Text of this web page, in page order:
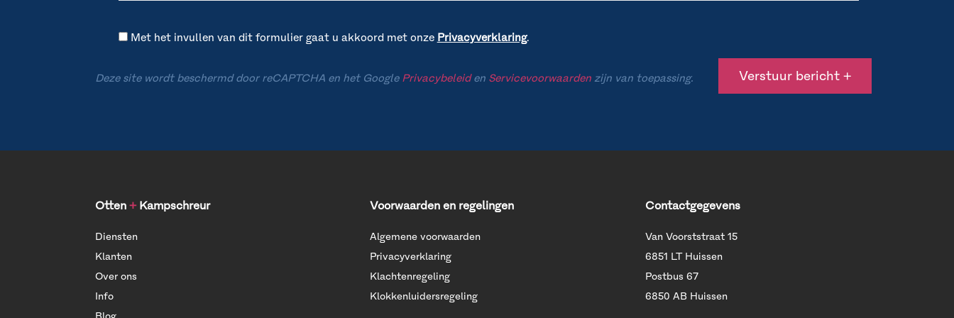
Met het invullen van dit formulier gaat u akkoord met onze Privacyverklaring.
Deze site wordt beschermd door reCAPTCHA en het Google Privacybeleiden Servicevoorwaarden zijn van toepassing.
Otten+Kampschreur
Diensten
Klanten
Over ons
Info
Voorwaarden en regelingen
Algemene voorwaarden
Privacyverklaring
Klachtenregeling
Klokkenluidersregeling
Contactgegevens
Van Voorststraat 15
6851 LT Huissen
Postbus 67
6850 AB Huissen